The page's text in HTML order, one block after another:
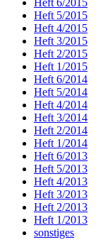
Heft 6/2015
Heft 5/2015
Heft 4/2015
Heft 3/2015
Heft 2/2015
Heft 1/2015
Heft 6/2014
Heft 5/2014
Heft 4/2014
Heft 3/2014
Heft 2/2014
Heft 1/2014
Heft 6/2013
Heft 5/2013
Heft 4/2013
Heft 3/2013
Heft 2/2013
Heft 1/2013
sonstiges